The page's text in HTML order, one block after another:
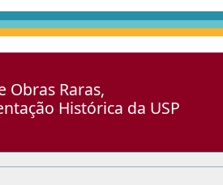
Obras Raras,
Histórica da USP